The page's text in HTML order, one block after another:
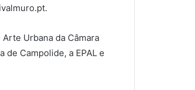
Urbana da Câmara
Campolide, a EPAL e